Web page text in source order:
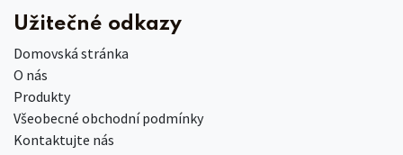
Užitečné odkazy
Domovská stránka
O nás
Produkty
Všeobecné obchodní podmínky
Kontaktujte nás